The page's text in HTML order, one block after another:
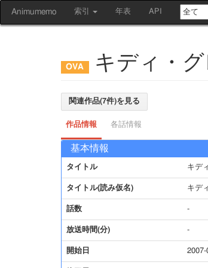
Animumemo 索引 年表 API
キディ・グ
関連作品(7件)を見る
作品情報 各話情報
基本情報
タイトル キデ
タイトル(読み仮名) キデ
話数 -
放送時間(分) -
開始日 2007-